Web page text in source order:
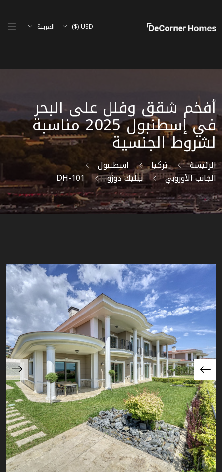
USD ($) العربية
أفخم شقق وفلل على البحر
في إسطنبول 2025 مناسبة
لشروط الجنسية
الرئيسة تركيا
اسطنبول
الجانب الأوروبي
بيليك دوزو DH-101